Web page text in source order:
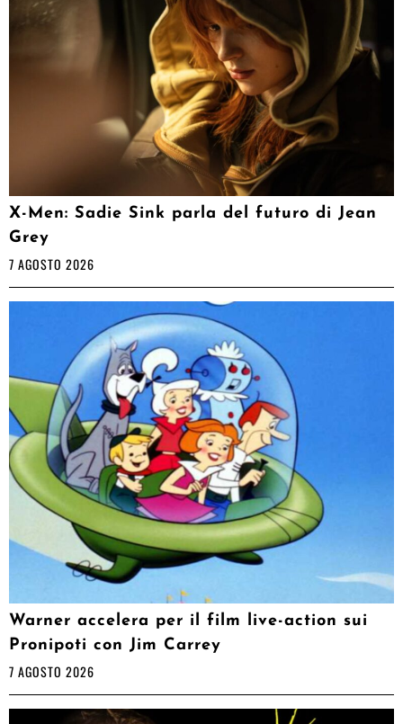
X-Men: Sadie Sink parla del futuro di Jean
Grey
7 AGOSTO 2026
Warner accelera per il film live-action sui
Pronipoti con Jim Carrey
7 AGOSTO 2026